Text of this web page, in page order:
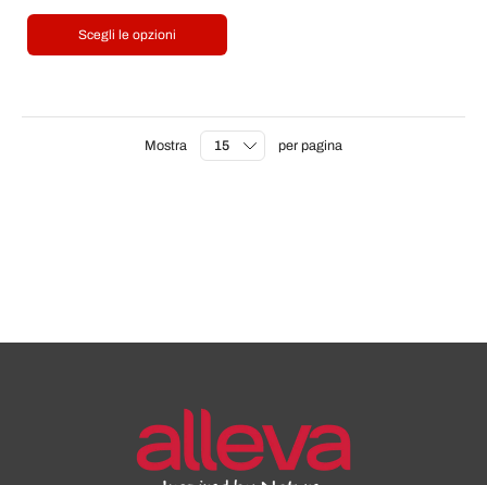
Scegli le opzioni
Mostra per pagina